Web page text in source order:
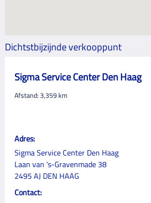
Dichtstbijzijnde verkooppunt
Sigma Service Center Den Haag
Afstand: 3,359km
Adres:
Sigma Service Center Den Haag
Laan van 's-Gravenmade 38
2495 AJ DEN HAAG
Contact: